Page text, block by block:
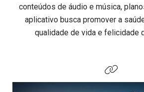
conteúdos de áudio e música,
aplicativo busca promover a
qualidade de vida e felicidade